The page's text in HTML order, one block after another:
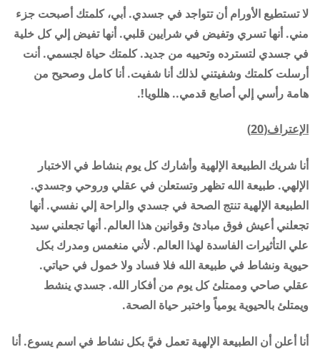
لا تستطيع الأورام أن تتواجد في جسدي. أبي، كلمتك أصبحت جزء
مني. أنها تسري وتفيض في شرايين قلبي. أنها تفيض إلي كل خلية
في جسدي لتسترده وتحييه من جديد. كلمتك حياة لجسمي. أنت
أرسلت كلمتك وشفيتني لذلك أنا شفيت. أنا كامل وصحيح من
هامة رأسي إلي أصابع قدمي.. هللويا!.
الإعتراف(20)
أنا شريك الطبيعة الإلهية وأشارك كل يوم بنشاط في الاختبار
الإلهي. طبيعة الله تظهر وتستعلن في عقلي وروحي وجسدي.
الطبيعة الإلهية تنتج الصحة في جسدي والراحة إلي نفسي. أنها
تجعلني أعيش فوق مبادئ وقوانين هذا العالم. أنها تجعلني سيد
علي التأثيرات الفاسدة لهذا العالم. لأني منغمس ومدرك بكل
حيوية ونشاط في طبيعة الله فلا فساد ولا خمول في حياتي.
عقلي صاحي وممتلئ كل يوم من أفكار الله. جسدي ينشط
ويمتلئ بالحيوية يومياً واختبر حياة الصحة.
أنا أعلن أن الطبيعة الإلهية تعمل فيَّ بكل نشاط في اسم يسوع. أنا